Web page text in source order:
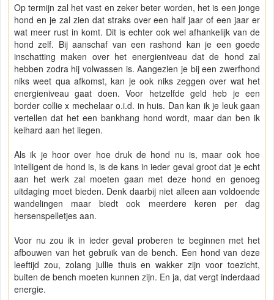
Op termijn zal het vast en zeker beter worden, het is een jonge
hond en je zal zien dat straks over een half jaar of een jaar er
wat meer rust in komt. Dit is echter ook wel afhankelijk van de
hond zelf. Bij aanschaf van een rashond kan je een goede
inschatting maken over het energieniveau dat de hond zal
hebben zodra hij volwassen is. Aangezien je bij een zwerfhond
niks weet qua afkomst, kan je ook niks zeggen over wat het
energieniveau gaat doen. Voor hetzelfde geld heb je een
border collie x mechelaar o.i.d. in huis. Dan kan ik je leuk gaan
vertellen dat het een bankhang hond wordt, maar dan ben ik
keihard aan het liegen.
Als ik je hoor over hoe druk de hond nu is, maar ook hoe
intelligent de hond is, is de kans in ieder geval groot dat je echt
aan het werk zal moeten gaan met deze hond en genoeg
uitdaging moet bieden. Denk daarbij niet alleen aan voldoende
wandelingen maar biedt ook meerdere keren per dag
hersenspelletjes aan.
Voor nu zou ik in ieder geval proberen te beginnen met het
afbouwen van het gebruik van de bench. Een hond van deze
leeftijd zou, zolang jullie thuis en wakker zijn voor toezicht,
buiten de bench moeten kunnen zijn. En ja, dat vergt inderdaad
energie.